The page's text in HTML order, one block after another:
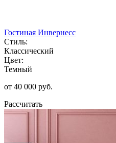
Гостиная Инвернесс
Стиль:
Классический
Цвет:
Темный
от 40 000 руб.
Рассчитать